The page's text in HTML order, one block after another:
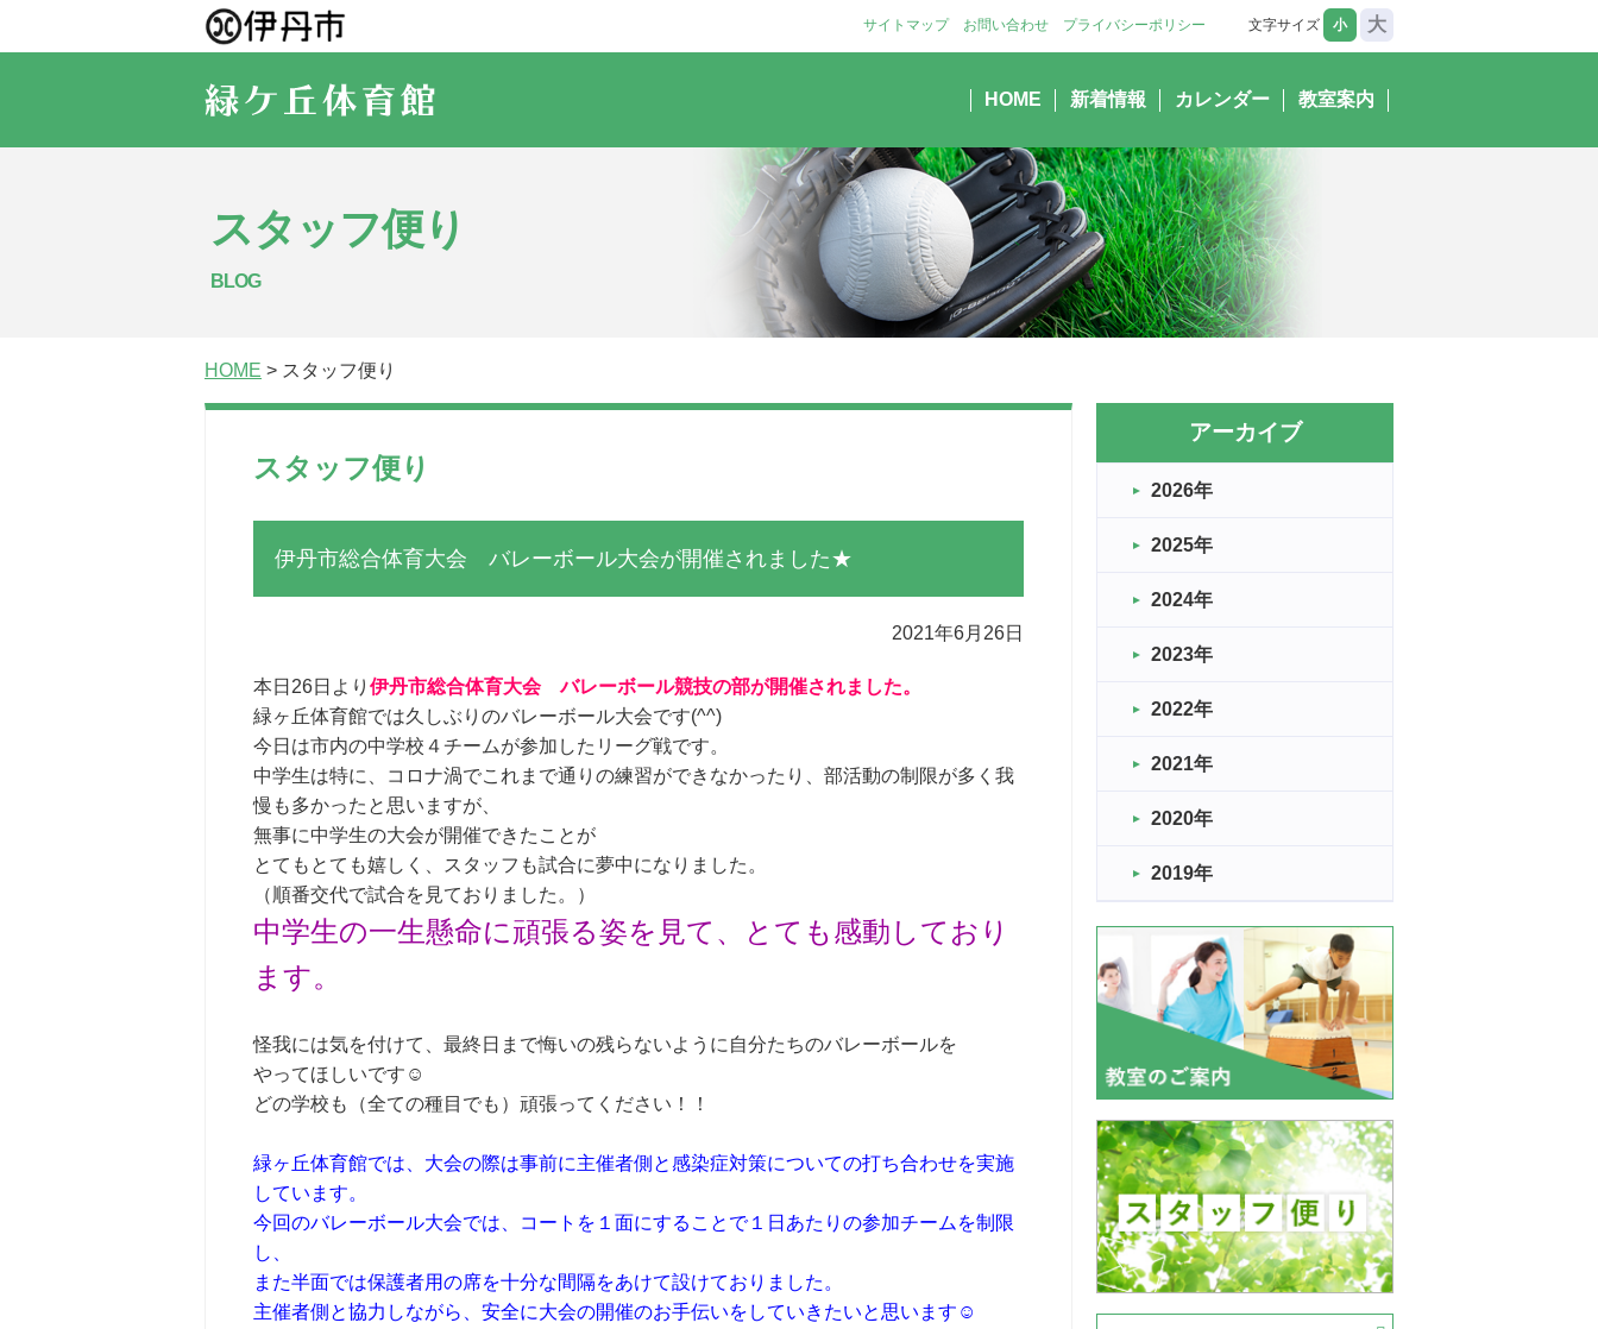
サイトマップ お問い合わせ プライバシーポリシー
HOME 新着情報 カレンダー 教室案内
文字サイズ 小 大
スタッフ便り
BLOG
HOME > スタッフ便り
スタッフ便り
伊丹市総合体育大会 バレーボール大会が開催されました★
2021年6月26日
本日26日より 伊丹市総合体育大会 バレーボール競技の部が開催されました。
緑ヶ丘体育館では久しぶりのバレーボール大会です(^^)
今日は市内の中学校４チームが参加したリーグ戦です。
中学生は特に、コロナ渦でこれまで通りの練習ができなかったり、部活動の制限が多く我
慢も多かったと思いますが、
無事に中学生の大会が開催できたことが
とてもとても嬉しく、スタッフも試合に夢中になりました。
（順番交代で試合を見ておりました。）
中学生の一生懸命に頑張る姿を見て、とても感動しており
ます。
怪我には気を付けて、最終日まで悔いの残らないように自分たちのバレーボールを
やってほしいです☺
どの学校も（全ての種目でも）頑張ってください！！
緑ヶ丘体育館では、大会の際は事前に主催者側と感染症対策についての打ち合わせを実施
しています。
今回のバレーボール大会では、コートを１面にすることで１日あたりの参加チームを制限
し、
また半面では保護者用の席を十分な間隔をあけて設けておりました。
主催者側と協力しながら、安全に大会の開催のお手伝いをしていきたいと思います☺
アーカイブ
2026年
2025年
2024年
2023年
2022年
2021年
2020年
2019年